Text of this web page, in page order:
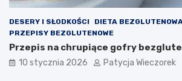
DESERY I SŁODKOŚCI DIETA BEZGLUTENOWA
PRZEPISY BEZGLUTENOWE
Przepis na chrupiące gofry
10 stycznia 2026 Patycja Wieczorek